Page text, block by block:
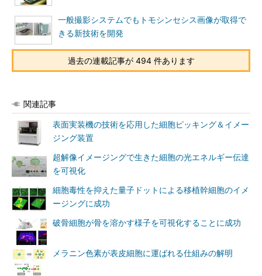
一般撮影システムでもトモシンセシス画像が取得で
きる新技術を開発
過去の連載記事が 494 件あります
関連記事
表面実装機の技術を応用した細胞ピッキング＆イメー
ジング装置
超解像イメージングで生きた細胞の光エネルギー伝達
を可視化
細胞毒性を抑えた量子ドットによる移植幹細胞のイメ
ージングに成功
破骨細胞が骨を溶かす様子を可視化することに成功
メラニン色素が表皮細胞に運ばれる仕組みの解明